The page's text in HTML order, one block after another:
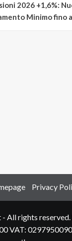
2026 +1,6%:
Minimo fino
Privacy
rights reserved.
VAT: